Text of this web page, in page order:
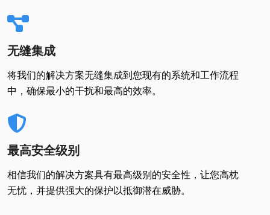
无缝集成
将我们的解决方案无缝集成到您现有的系统和工作流程
中，确保最小的干扰和最高的效率。
最高安全级别
相信我们的解决方案具有最高级别的安全性，让您高枕
无忧，并提供强大的保护以抵御潜在威胁。